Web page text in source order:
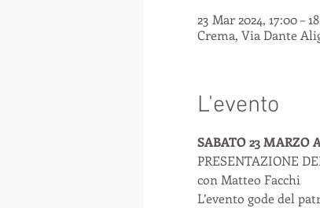
23 Mar 2024, 17:00 –
Crema, Via Dante
L'evento
SABATO 23 MARZO
PRESENTAZIONE
con Matteo Facchi
L’evento gode del